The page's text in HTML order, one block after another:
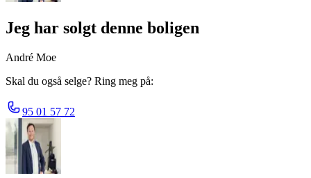
Jeg har solgt denne boligen
André Moe
Skal du også selge? Ring meg på:
95 01 57 72